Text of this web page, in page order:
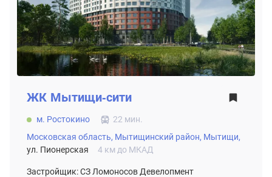
ЖК Мытищи-сити
м. Ростокино
22 мин.
Московская область, Мытищинский район, Мытищи,
ул. Пионерская
4 км до МКАД
Застройщик: СЗ Ломоносов Девелопмент